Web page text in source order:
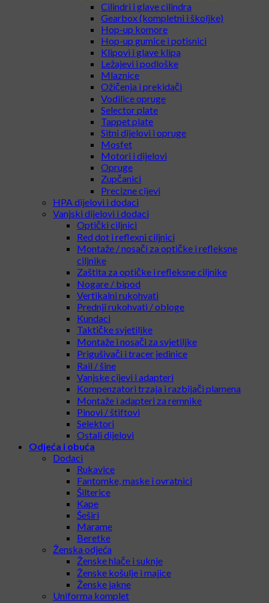
Cilindri i glave cilindra
Gearbox (kompletni i školjke)
Hop-up komore
Hop-up gumice i potisnici
Klipovi i glave klipa
Ležajevi i podloške
Mlaznice
Ožičenja i prekidači
Vodilice opruge
Selector plate
Tappet plate
Sitni dijelovi i opruge
Mosfet
Motori i dijelovi
Opruge
Zupčanici
Precizne cijevi
HPA dijelovi i dodaci
Vanjski dijelovi i dodaci
Optički ciljnici
Red dot i reflexni ciljnici
Montaže / nosači za optičke i refleksne
ciljnike
Zaštita za optičke i refleksne ciljnike
Nogare / bipod
Vertikalni rukohvati
Prednji rukohvati / obloge
Kundaci
Taktičke svjetiljke
Montaže i nosači za svjetiljke
Prigušivači i tracer jedinice
Rail / šine
Vanjske cijevi i adapteri
Kompenzatori trzaja i razbijači plamena
Montaže i adapteri za remnike
Pinovi / štiftovi
Selektori
Ostali dijelovi
Odjeća i obuća
Dodaci
Rukavice
Fantomke, maske i ovratnici
Šilterice
Kape
Šeširi
Marame
Beretke
Ženska odjeća
Ženske hlače i suknje
Ženske košulje i majice
Ženske jakne
Uniforma komplet